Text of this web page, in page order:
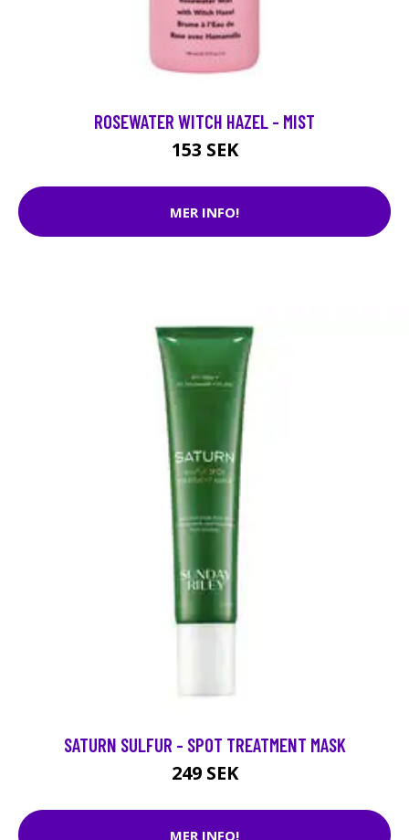
ROSEWATER WITCH HAZEL - MIST
153 SEK
MER INFO!
SATURN SULFUR - SPOT TREATMENT MASK
249 SEK
MER INFO!